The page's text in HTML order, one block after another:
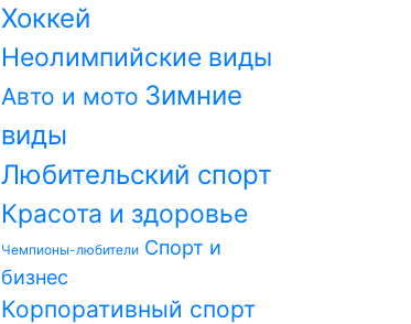
Хоккей
Неолимпийские виды
Авто и мото Зимние
виды
Любительский спорт
Красота и здоровье
Чемпионы-любители Спорт и
бизнес
Корпоративный спорт